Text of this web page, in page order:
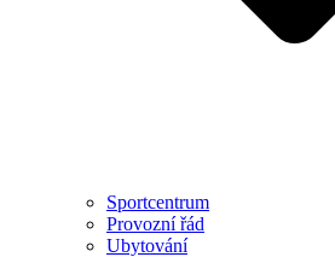
Sportcentrum
Provozní řád
Ubytování